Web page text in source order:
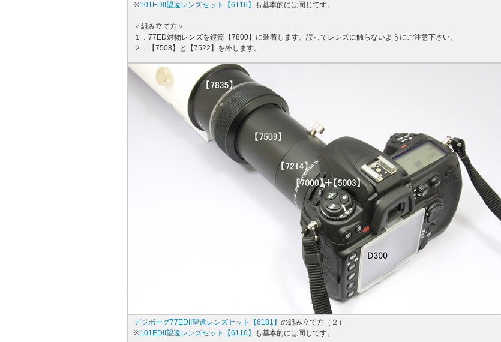
※101EDII望遠レンズセット【6116】 も基本的には同じです。
＜組み立て方＞
１．77ED対物レンズを鏡筒【7800】に装着します。誤ってレンズに触らないようにご注意下さい。
２．【7508】と【7522】を外します。
デジボーグ77EDII望遠レンズセット【6181】 の組み立て方（２）
※101EDII望遠レンズセット【6116】 も基本的には同じです。